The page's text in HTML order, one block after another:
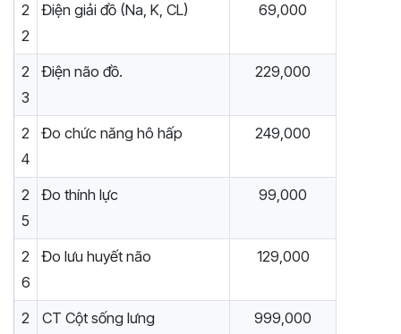
2
2
Điện giải đồ (Na, K, CL) 69,000
2
3
Điện não đồ. 229,000
2
4
Đo chức năng hô hấp 249,000
2
5
Đo thính lực 99,000
2
6
Đo lưu huyết não 129,000
2
CT Cột sống lưng 999,000